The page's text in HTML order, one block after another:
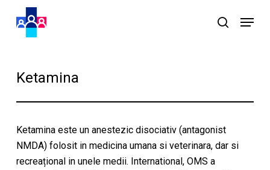
search
Menu
Ketamina
Ketamina este un anestezic disociativ (antagonist
NMDA) folosit in medicina umana si veterinara, dar si
recreațional in unele medii. International, OMS a